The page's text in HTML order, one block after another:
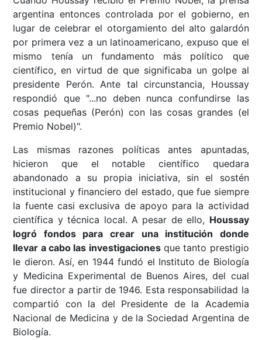
argentina entonces controlada por el gobierno, en
lugar de celebrar el otorgamiento del alto galardón
por primera vez a un latinoamericano, expuso que el
mismo tenía un fundamento más político que
científico, en virtud de que significaba un golpe al
presidente Perón. Ante tal circunstancia, Houssay
respondió que "...no deben nunca confundirse las
cosas pequeñas (Perón) con las cosas grandes (el
Premio Nobel)".
Las mismas razones políticas antes apuntadas,
hicieron que el notable científico quedara
abandonado a su propia iniciativa, sin el sostén
institucional y financiero del estado, que fue siempre
la fuente casi exclusiva de apoyo para la actividad
científica y técnica local. A pesar de ello, Houssay
logró fondos para crear una institución donde
llevar a cabo las investigacionesque tanto prestigio
le dieron. Así, en 1944 fundó el Instituto de Biología
y Medicina Experimental de Buenos Aires, del cual
fue director a partir de 1946. Esta responsabilidad la
compartió con la del Presidente de la Academia
Nacional de Medicina y de la Sociedad Argentina de
Biología.